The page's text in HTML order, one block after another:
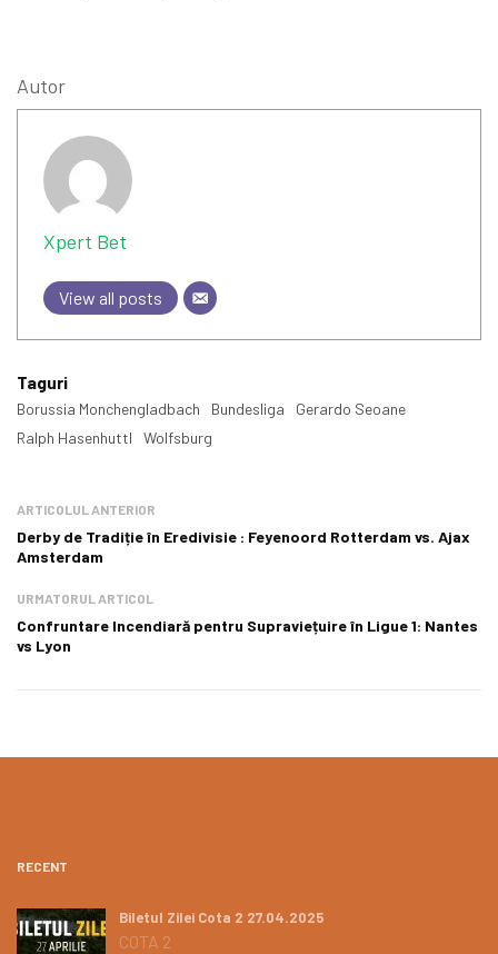
Autor
Xpert Bet
View all posts
Taguri
Borussia Monchengladbach Bundesliga
Gerardo Seoane
Ralph Hasenhuttl
Wolfsburg
ARTICOLUL ANTERIOR
Derby de Tradiție în Eredivisie : Feyenoord Rotterdam vs. Ajax
Amsterdam
URMATORUL ARTICOL
Confruntare Incendiară pentru Supraviețuire în Ligue 1: Nantes
vs Lyon
RECENT
Biletul Zilei Cota 2 27.04.2025
COTA 2